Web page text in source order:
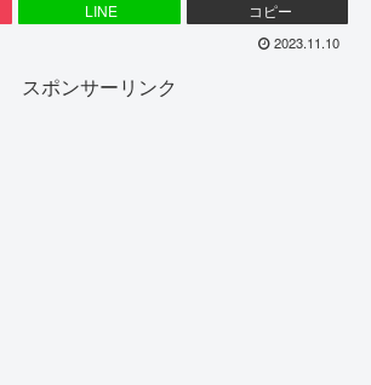
LINE コピー
2023.11.10
スポンサーリンク